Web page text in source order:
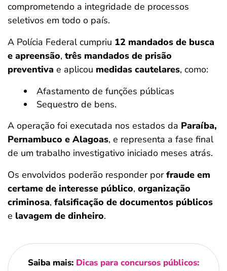
comprometendo a integridade de processos
seletivos em todo o país.
A Polícia Federal cumpriu 12 mandados de busca
e apreensão, três mandados de prisão
preventiva e aplicou medidas cautelares, como:
Afastamento de funções públicas
Sequestro de bens.
A operação foi executada nos estados da Paraíba,
Pernambuco e Alagoas, e representa a fase final
de um trabalho investigativo iniciado meses atrás.
Os envolvidos poderão responder porfraude em
certame de interesse público, organização
criminosa, falsificação de documentos públicos
e lavagem de dinheiro.
Saiba mais: Dicas para concursos públicos: